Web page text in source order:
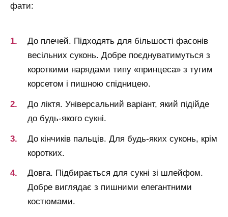
фати:
До плечей. Підходять для більшості фасонів
весільних суконь. Добре поєднуватимуться з
короткими нарядами типу «принцеса» з тугим
корсетом і пишною спідницею.
До ліктя. Універсальний варіант, який підійде
до будь-якого сукні.
До кінчиків пальців. Для будь-яких суконь, крім
коротких.
Довга. Підбирається для сукні зі шлейфом.
Добре виглядає з пишними елегантними
костюмами.